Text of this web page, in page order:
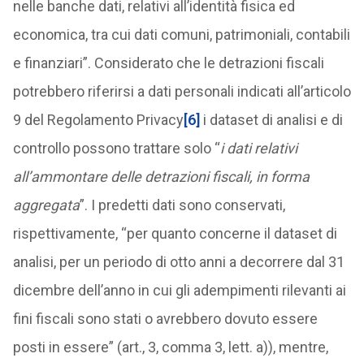
nelle banche dati, relativi all’identità fisica ed
economica, tra cui dati comuni, patrimoniali, contabili
e finanziari”. Considerato che le detrazioni fiscali
potrebbero riferirsi a dati personali indicati all’articolo
9 del Regolamento Privacy[6] i dataset di analisi e di
controllo possono trattare solo “i dati relativi
all’ammontare delle detrazioni fiscali, in forma
aggregata”. I predetti dati sono conservati,
rispettivamente, “per quanto concerne il dataset di
analisi, per un periodo di otto anni a decorrere dal 31
dicembre dell’anno in cui gli adempimenti rilevanti ai
fini fiscali sono stati o avrebbero dovuto essere
posti in essere” (art., 3, comma 3, lett. a)), mentre,